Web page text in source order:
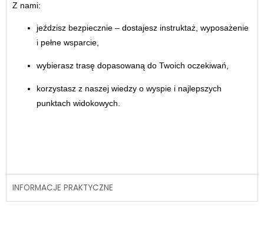
Z nami:
jeździsz bezpiecznie – dostajesz instruktaż, wyposażenie
i pełne wsparcie,
wybierasz trasę dopasowaną do Twoich oczekiwań,
korzystasz z naszej wiedzy o wyspie i najlepszych
punktach widokowych.
INFORMACJE PRAKTYCZNE